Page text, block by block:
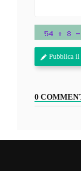
Pubblica il
0